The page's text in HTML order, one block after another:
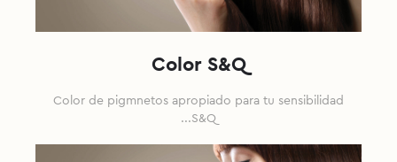
Color S&Q
Color de pigmnetos apropiado para tu sensibilidad
...S&Q